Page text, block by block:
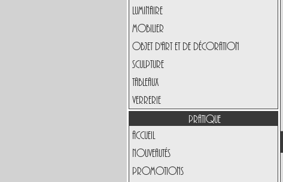
Luminaire
Mobilier
Objet d'art et de Décoration
Sculpture
Tableaux
Verrerie
Pratique
Accueil
Nouveautés
Promotions